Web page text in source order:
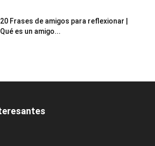
Frases de amigos para reflexionar |
es un amigo...